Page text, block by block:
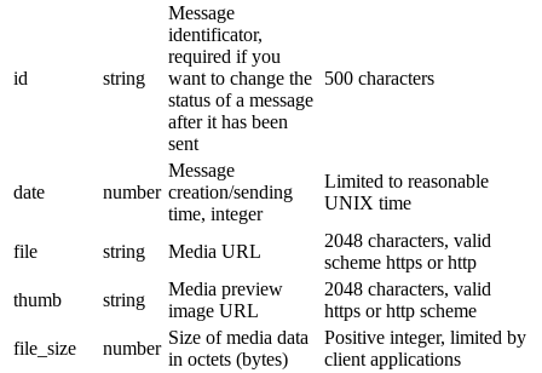
id string
Message
identificator,
required if you
want to change the
status of a message
after it has been
sent
500 characters
date number
Message
creation/sending
time, integer
Limited to reasonable
UNIX time
file string Media URL
2048 characters, valid
scheme https or http
thumb
string
Media preview
image URL
2048 characters, valid
https or http scheme
file_size
number
Size of media data
in octets (bytes)
Positive integer, limited by
client applications